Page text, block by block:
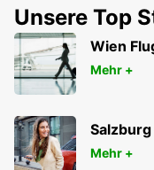
POZNAN FLGHF
POZNAN - POLAND
KRAKAU
BALICE - POLAND
Unsere Top
Wien
Mehr +
Mehr +